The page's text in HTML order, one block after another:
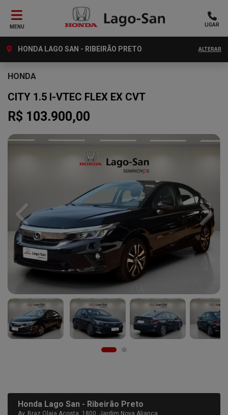
MENU LIGAR
HONDA LAGO SAN - RIBEIRÃO PRETO ALTERAR
HONDA
CITY 1.5 I-VTEC FLEX EX CVT
R$ 103.900,00
Previous Next
Honda Lago San - Ribeirão Preto
Av. Braz Olaia Acosta, 1800, Jardim Nova Aliança